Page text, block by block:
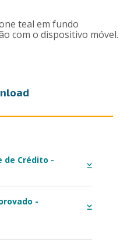
de Crédito -
-